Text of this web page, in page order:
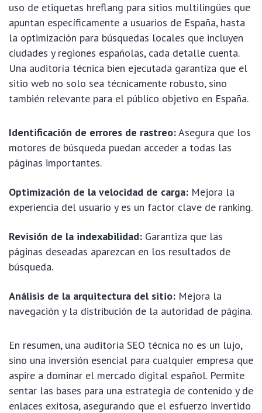
uso de etiquetas hreflang para sitios multilingües que
apuntan específicamente a usuarios de España, hasta
la optimización para búsquedas locales que incluyen
ciudades y regiones españolas, cada detalle cuenta.
Una auditoría técnica bien ejecutada garantiza que el
sitio web no solo sea técnicamente robusto, sino
también relevante para el público objetivo en España.
Identificación de errores de rastreo:Asegura que los
motores de búsqueda puedan acceder a todas las
páginas importantes.
Optimización de la velocidad de carga: Mejora la
experiencia del usuario y es un factor clave de ranking.
Revisión de la indexabilidad: Garantiza que las
páginas deseadas aparezcan en los resultados de
búsqueda.
Análisis de la arquitectura del sitio: Mejora la
navegación y la distribución de la autoridad de página.
En resumen, una auditoría SEO técnica no es un lujo,
sino una inversión esencial para cualquier empresa que
aspire a dominar el mercado digital español. Permite
sentar las bases para una estrategia de contenido y de
enlaces exitosa, asegurando que el esfuerzo invertido